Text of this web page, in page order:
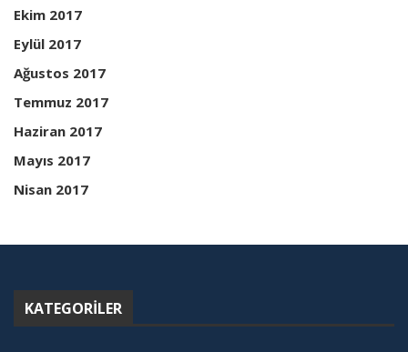
Ekim 2017
Eylül 2017
Ağustos 2017
Temmuz 2017
Haziran 2017
Mayıs 2017
Nisan 2017
KATEGORILER